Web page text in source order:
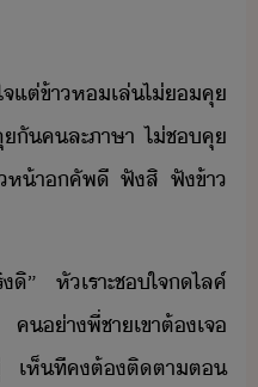
แต่​ข้า​ห​เล่​ไ่​คุ​
​คละ​ภาษา​ ​ไ่​ช​คุ​
ห้า​คัพ​ี​ ​ฟั​สิ​ ​ฟั​ข้า​
​”​ ​หัเราะ​ชใจ​​ไลค​์​
า​พี่ชา​เขา​ต้​เจ​
เห็ที​ค​ต้​ติตา​ต​